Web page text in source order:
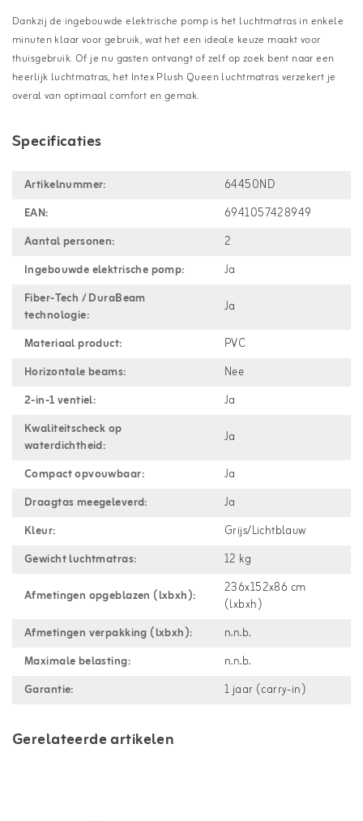
Dankzij de ingebouwde elektrische pomp is het luchtmatras in enkele
minuten klaar voor gebruik, wat het een ideale keuze maakt voor
thuisgebruik. Of je nu gasten ontvangt of zelf op zoek bent naar een
heerlijk luchtmatras, het Intex Plush Queen luchtmatras verzekert je
overal van optimaal comfort en gemak.
Specificaties
Artikelnummer:
64450ND
EAN:
6941057428949
Aantal personen:
2
Ingebouwde elektrische pomp:
Ja
Fiber-Tech / DuraBeam
technologie:
Ja
Materiaal product:
PVC
Horizontale beams:
Nee
2-in-1 ventiel:
Ja
Kwaliteitscheck op
waterdichtheid:
Ja
Compact opvouwbaar:
Ja
Draagtas meegeleverd:
Ja
Kleur:
Grijs/Lichtblauw
Gewicht luchtmatras:
12 kg
Afmetingen opgeblazen (lxbxh):
236x152x86 cm
(lxbxh)
Afmetingen verpakking (lxbxh):
n.n.b.
Maximale belasting:
n.n.b.
Garantie:
1 jaar (carry-in)
Gerelateerde artikelen